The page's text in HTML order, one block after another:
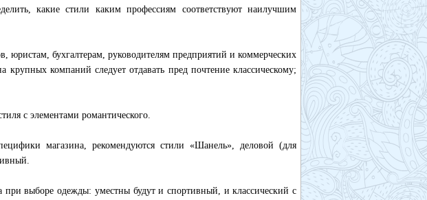
какие стили каким профессиям соответствуют наилучшим
юристам, бухгалтерам, руководителям предприятий и коммерческих
компаний следует отдавать пред почтение классическому;
с элементами романтического.
магазина, рекомендуются стили «Шанель», деловой (для
при выборе одежды: уместны будут и спортивный, и классический с